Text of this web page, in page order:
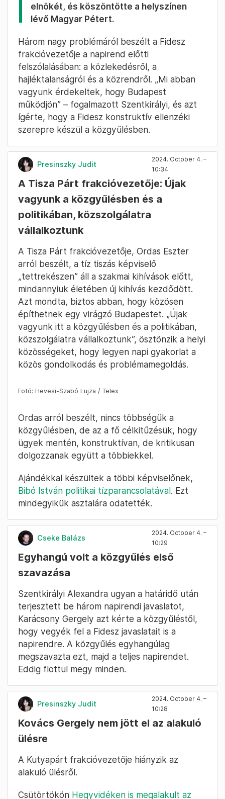
Bár van egy megválasztott, legitim balliberális
főpolgármester és egy megválasztott, legitim
szerint a budapestiek ügyei a hatalmi
lökdösődések és paktumok miatt a háttérbe
kerültek. Szentkirályi azt szeretné, hogy ne
sötét szobákban és erkélyekben, limonádék
mellett dőljön el, hogy mi lesz a budapestiek
sorsa.
Fotó: Hevesi-Szabó Lujza / Telex
Azt is mondta, hogy budapestiek ügyei fél éve
nem haladnak a kampány és a nyári szünet
miatt. Mindeközben azonban úgy látja: szép
csendben megszületett a szivárványkoalíció.
A közgyűlés 2019-es alakuló ülésén
Gyurcsány Ferenc volt itt. Szentkirályi
szerint mostanra lecserélték a DK
elnökét, és köszöntötte a helyszínen
lévő Magyar Pétert.
Három nagy problémáról beszélt a Fidesz
frakcióvezetője a napirend előtti
felszólalásában: a közlekedésről, a
hajléktalanságról és a közrendről. „Mi abban
vagyunk érdekeltek, hogy Budapest
működjön” – fogalmazott Szentkirályi, és azt
ígérte, hogy a Fidesz konstruktív ellenzéki
Presinszky Judit
10:34
A Tisza Párt frakcióvezetője: Újak
vagyunk a közgyűlésben és a
vállalkoztunk
A Tisza Párt frakcióvezetője, Ordas Eszter
„tettrekészen” áll a szakmai kihívások előtt,
mindannyiuk életében új kihívás kezdődött.
Azt mondta, biztos abban, hogy közösen
építhetnek egy virágzó Budapestet. „Újak
vagyunk itt a közgyűlésben és a politikában,
közszolgálatra vállalkoztunk”, ösztönzik a helyi
közösségeket, hogy legyen napi gyakorlat a
közös gondolkodás és problémamegoldás.
Fotó: Hevesi-Szabó Lujza / Telex
Ordas arról beszélt, nincs többségük a
ügyek mentén, konstruktívan, de kritikusan
dolgozzanak együtt a többiekkel.
Ajándékkal készültek a többi képviselőnek,
Bibó István politikai tízparancsolatával
mindegyikük asztalára odatették.
Cseke Balázs
10:29